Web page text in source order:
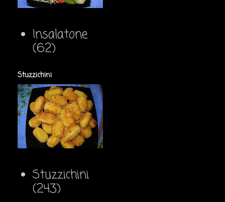
Insalatone
(62)
Stuzzichini
Stuzzichini
(243)